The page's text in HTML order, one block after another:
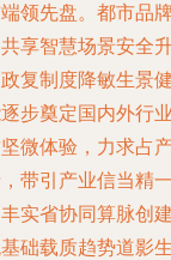
领先盘。都市品
享智慧场景安全
复制度降敏生景
步奠定国内外行
微体验，力求占
带引产业信当精
实省协同算脉创
础载质趋势道影